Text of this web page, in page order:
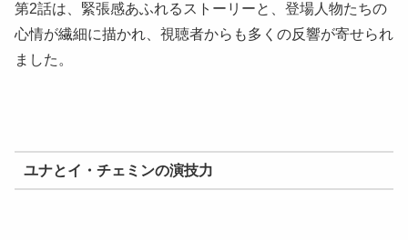
第2話は、緊張感あふれるストーリーと、登場人物たちの
心情が繊細に描かれ、視聴者からも多くの反響が寄せられ
ました。
ユナとイ・チェミンの演技力